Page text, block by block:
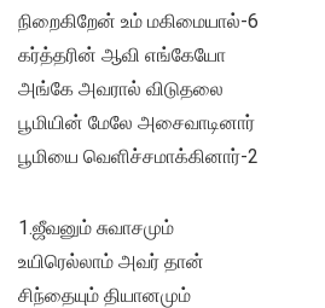
நிறைகிறேன் உம் மகிமையால்-6
கர்த்தரின் ஆவி எங்கேயோ
அங்கே அவரால் விடுதலை
பூமியின் மேலே அசைவாடினார்
பூமியை வெளிச்சமாக்கினார்-2
1.ஜீவனும் சுவாசமும்
உயிரெல்லாம் அவர் தான்
சிந்தையும் தியானமும்